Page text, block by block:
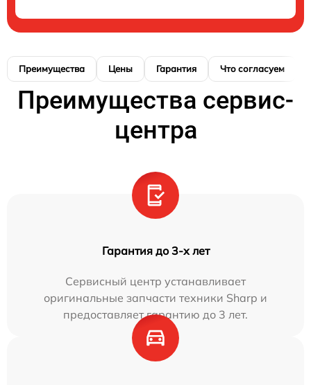
Преимущества Цены Гарантия Что согласуем
Преимущества сервис-
центра
Гарантия до 3-х лет
Сервисный центр устанавливает
оригинальные запчасти техники Sharp и
предоставляет гарантию до 3 лет.